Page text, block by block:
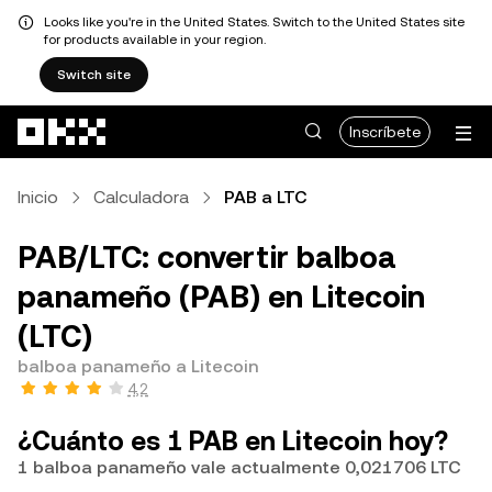
Looks like you're in the United States. Switch to the United States site
for products available in your region.
Switch site
Inscríbete
Inicio Calculadora PAB a LTC
PAB/LTC: convertir balboa
panameño (PAB) en Litecoin
(LTC)
balboa panameño a Litecoin
4,2
¿Cuánto es 1 PAB en Litecoin hoy?
1 balboa panameño vale actualmente 0,021706 LTC